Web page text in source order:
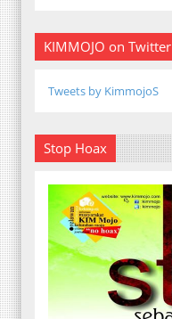
KIMMOJO on Twitter
Tweets by KimmojoS
Stop Hoax